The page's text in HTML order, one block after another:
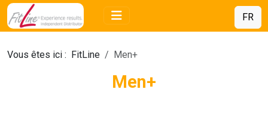
FR
Vous êtes ici : FitLine Men+
Men+